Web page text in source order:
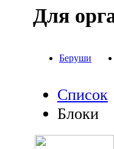
Для
Беруши
Список
Блоки